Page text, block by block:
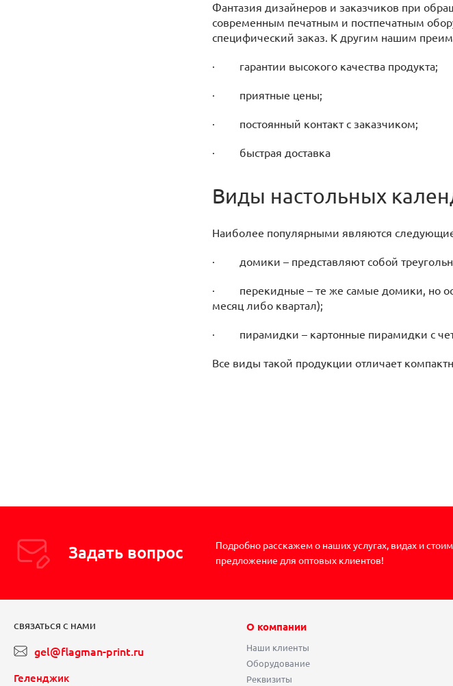
Фантазия дизайнеров и заказчиков при
современным печатным и постпечатным
специфический заказ. К другим нашим
· гарантии высокого качества продукта;
· приятные цены;
· постоянный контакт с заказчиком;
· быстрая доставка
Виды настольных
Наиболее популярными являются
· домики – представляют собой
· перекидные – те же самые домики, но
месяц либо квартал);
· пирамидки – картонные пирамидки с
Все виды такой продукции отличает
Задать вопрос
Подробно расскажем о наших услугах, видах и
предложение для оптовых клиентов!
СВЯЗАТЬСЯ С НАМИ
gel@flagman-print.ru
Геленджик
О компании
Наши клиенты
Оборудование
Реквизиты